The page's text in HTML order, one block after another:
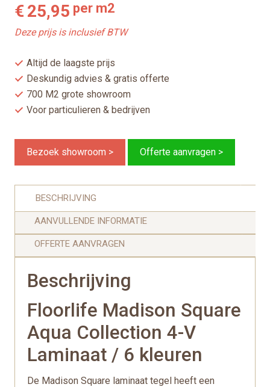
€ 25,95 per m2
Deze prijs is inclusief BTW
Altijd de laagste prijs
Deskundig advies & gratis offerte
700 M2 grote showroom
Voor particulieren & bedrijven
Bezoek showroom > Offerte aanvragen >
BESCHRIJVING
AANVULLENDE INFORMATIE
OFFERTE AANVRAGEN
Beschrijving
Floorlife Madison Square
Aqua Collection 4-V
Laminaat / 6 kleuren
De Madison Square laminaat tegel heeft een